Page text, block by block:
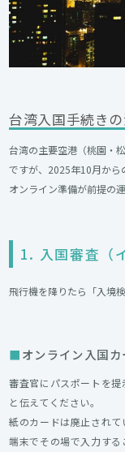
台湾入国手続き
台湾の主要空港（桃園・
ですが、2025年10月から
オンライン準備が前提の
1. 入国審査（
飛行機を降りたら「入境
オンライン入国
審査官にパスポートを
と伝えてください。
紙のカードは廃止され
端末でその場で入力す